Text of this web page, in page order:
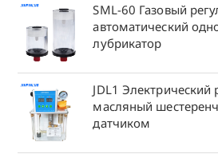
SML-60 Газовый
автоматический
лубрикатор
JDL1 Электрический
масляный
датчиком